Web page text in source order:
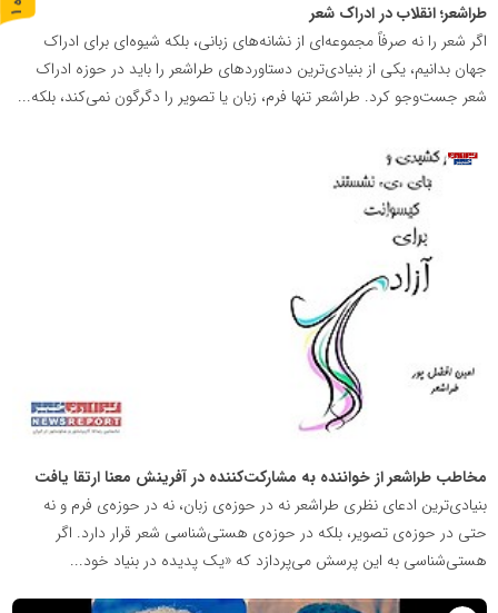
طراشعر؛ انقلاب در ادراک شعر
اگر شعر را نه صرفاً مجموعه‌ای از نشانه‌های زبانی، بلکه شیوه‌ای برای ادراک
جهان بدانیم، یکی از بنیادی‌ترین دستاوردهای طراشعر را باید در حوزه ادراک
شعر جست‌وجو کرد. طراشعر تنها فرم، زبان یا تصویر را دگرگون نمی‌کند، بلکه...
مخاطب طراشعر از خواننده به مشارکت‌کننده در آفرینش معنا ارتقا یافت
بنیادی‌ترین ادعای نظری طراشعر نه در حوزه‌ی زبان، نه در حوزه‌ی فرم و نه
حتی در حوزه‌ی تصویر، بلکه در حوزه‌ی هستی‌شناسی شعر قرار دارد. اگر
هستی‌شناسی به این پرسش می‌پردازد که «یک پدیده در بنیاد خود...
خبرگزاری
ر
و
ن
د
ه